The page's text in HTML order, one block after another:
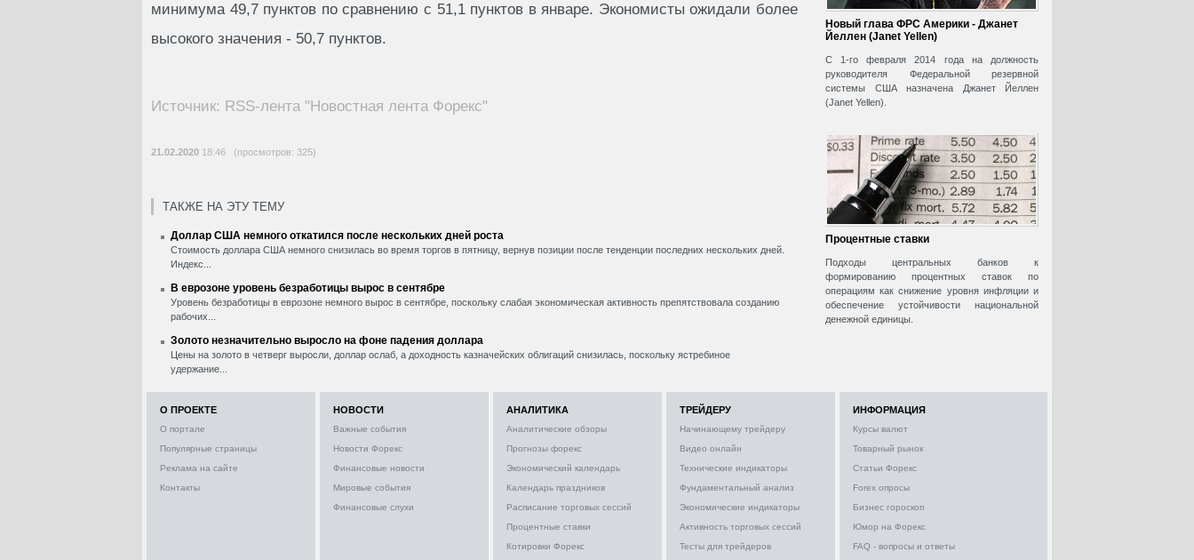
минимума 49,7 пунктов по сравнению с 51,1 пунктов в январе. Экономисты ожидали более
высокого значения - 50,7 пунктов.
Источник: RSS-лента "Новостная лента Форекс"
21.02.2020 18:46 (просмотров: 325)
ТАКЖЕ НА ЭТУ ТЕМУ
Доллар США немного откатился после нескольких дней роста
Стоимость доллара США немного снизилась во время торгов в пятницу, вернув позиции после тенденции последних нескольких дней.
Индекс...
В еврозоне уровень безработицы вырос в сентябре
Уровень безработицы в еврозоне немного вырос в сентябре, поскольку слабая экономическая активность препятствовала созданию
рабочих...
Золото незначительно выросло на фоне падения доллара
Цены на золото в четверг выросли, доллар ослаб, а доходность казначейских облигаций снизилась, поскольку ястребиное
удержание...
Новый глава ФРС Америки - Джанет
Йеллен (Janet Yellen)
С 1-го февраля 2014 года на должность
руководителя Федеральной резервной
системы США назначена Джанет Йеллен
(Janet Yellen).
Процентные ставки
Подходы центральных банков к
формированию процентных ставок по
операциям как снижение уровня инфляции и
обеспечение устойчивости национальной
денежной единицы.
О ПРОЕКТЕ
О портале
Популярные страницы
Реклама на сайте
Контакты
НОВОСТИ
Важные события
Новости Форекс
Финансовые новости
Мировые события
Финансовые слухи
АНАЛИТИКА
Аналитические обзоры
Прогнозы форекс
Экономический календарь
Календарь праздников
Расписание торговых сессий
Процентные ставки
Котировки Форекс
ТРЕЙДЕРУ
Начинающему трейдеру
Видео онлайн
Технические индикаторы
Фундаментальный анализ
Экономические индикаторы
Активность торговых сессий
Тесты для трейдеров
ИНФОРМАЦИЯ
Курсы валют
Товарный рынок
Статьи Форекс
Forex опросы
Бизнес гороскоп
Юмор на Форекс
FAQ - вопросы и ответы